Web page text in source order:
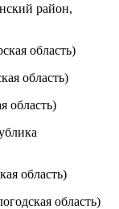
район,
область)
область)
область)
область)
область)